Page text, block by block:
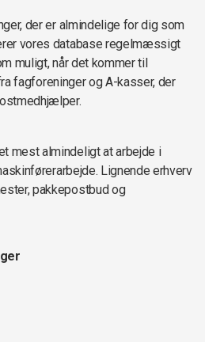
der er almindelige for dig som
vores database regelmæssigt
muligt, når det kommer til
fagforeninger og A-kasser, der
mest almindeligt at arbejde i
Lignende erhverv
pakkepostbud og